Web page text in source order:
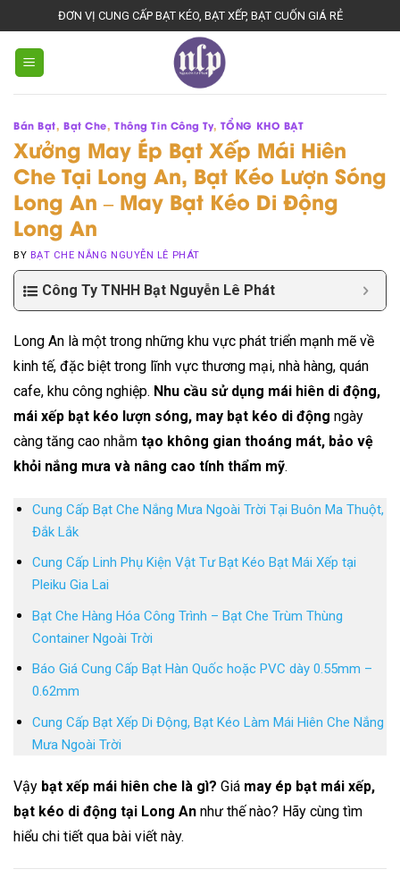
to
content
ĐƠN VỊ CUNG CẤP BẠT KÉO, BẠT XẾP, BẠT CUỐN GIÁ RẺ
Bán Bạt,Bạt Che,Thông Tin Công Ty, TỔNG KHO BẠT
Xưởng May Ép Bạt Xếp Mái Hiên
Che Tại Long An, Bạt Kéo Lượn Sóng
Long An – May Bạt Kéo Di Động
Long An
BY BẠT CHE NẮNG NGUYỄN LÊ PHÁT
Công Ty TNHH Bạt Nguyễn Lê Phát
Long An là một trong những khu vực phát triển mạnh mẽ về
kinh tế, đặc biệt trong lĩnh vực thương mại, nhà hàng, quán
cafe, khu công nghiệp. Nhu cầu sử dụng mái hiên di động,
mái xếp bạt kéo lượn sóng, may bạt kéo di động ngày
càng tăng cao nhằm tạo không gian thoáng mát, bảo vệ
khỏi nắng mưa và nâng cao tính thẩm mỹ.
Cung Cấp Bạt Che Nắng Mưa Ngoài Trời Tại Buôn Ma Thuột,
Đắk Lắk
Cung Cấp Linh Phụ Kiện Vật Tư Bạt Kéo Bạt Mái Xếp tại
Pleiku Gia Lai
Bạt Che Hàng Hóa Công Trình – Bạt Che Trùm Thùng
Container Ngoài Trời
Báo Giá Cung Cấp Bạt Hàn Quốc hoặc PVC dày 0.55mm –
0.62mm
Cung Cấp Bạt Xếp Di Động, Bạt Kéo Làm Mái Hiên Che Nắng
Mưa Ngoài Trời
Vậy bạt xếp mái hiên che là gì? Giá may ép bạt mái xếp,
bạt kéo di động tại Long An như thế nào? Hãy cùng tìm
hiểu chi tiết qua bài viết này.